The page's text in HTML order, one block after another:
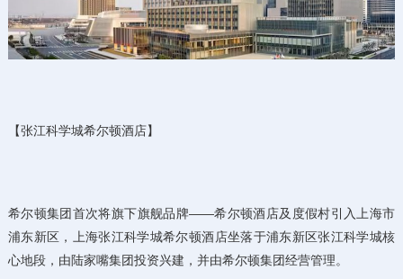
【张江科学城希尔顿酒店】
希尔顿集团首次将旗下旗舰品牌——希尔顿酒店及度假村引入上海市
浦东新区，上海张江科学城希尔顿酒店坐落于浦东新区张江科学城核
心地段，由陆家嘴集团投资兴建，并由希尔顿集团经营管理。